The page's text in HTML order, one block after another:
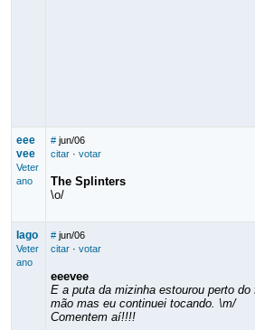
eee
vee
Veter
ano
# jun/06
citar· votar
The Splinters
\o/
Iago
Veter
ano
# jun/06
citar· votar
eeevee
E a puta da mizinha estourou perto
mão mas eu continuei tocando. \m/
Comentem aí!!!!